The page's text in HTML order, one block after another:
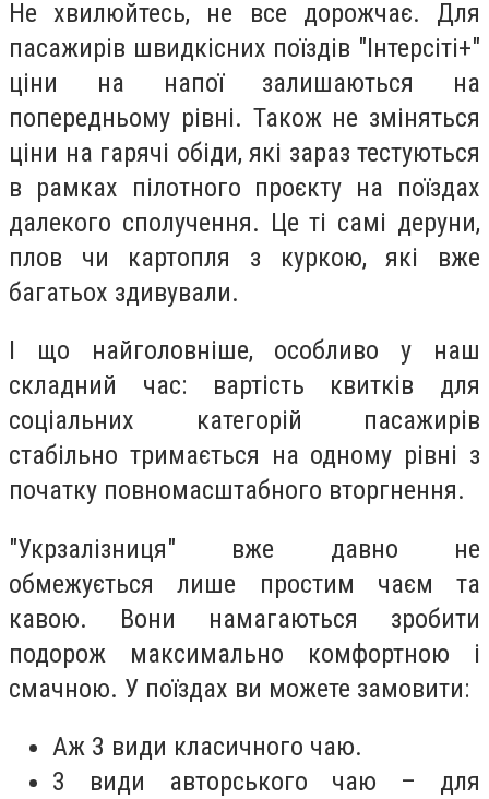
Не хвилюйтесь, не все дорожчає. Для
пасажирів швидкісних поїздів "Інтерсіті+"
ціни на напої залишаються на
попередньому рівні. Також не зміняться
ціни на гарячі обіди, які зараз тестуються
в рамках пілотного проєкту на поїздах
далекого сполучення. Це ті самі деруни,
плов чи картопля з куркою, які вже
багатьох здивували.
І що найголовніше, особливо у наш
складний час: вартість квитків для
соціальних категорій пасажирів
стабільно тримається на одному рівні з
початку повномасштабного вторгнення.
"Укрзалізниця" вже давно не
обмежується лише простим чаєм та
кавою. Вони намагаються зробити
подорож максимально комфортною і
смачною. У поїздах ви можете замовити:
Аж 3 види класичного чаю.
3 види авторського чаю – для